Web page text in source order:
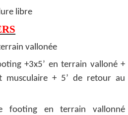
libre
vallonée
+3x5’ en terrain valloné +
musculaire + 5’ de retour au
en terrain vallonné